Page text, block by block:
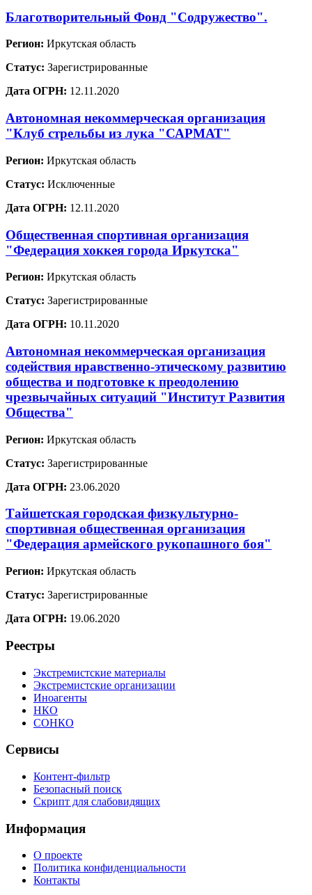
Благотворительный Фонд "Содружество".
Регион: Иркутская область
Статус: Зарегистрированные
Дата ОГРН: 12.11.2020
Автономная некоммерческая организация
"Клуб стрельбы из лука "САРМАТ"
Регион: Иркутская область
Статус: Исключенные
Дата ОГРН: 12.11.2020
Общественная спортивная организация
"Федерация хоккея города Иркутска"
Регион: Иркутская область
Статус: Зарегистрированные
Дата ОГРН: 10.11.2020
Автономная некоммерческая организация
содействия нравственно-этическому развитию
общества и подготовке к преодолению
чрезвычайных ситуаций "Институт Развития
Общества"
Регион: Иркутская область
Статус: Зарегистрированные
Дата ОГРН: 23.06.2020
Тайшетская городская физкультурно-
спортивная общественная организация
"Федерация армейского рукопашного боя"
Регион: Иркутская область
Статус: Зарегистрированные
Дата ОГРН: 19.06.2020
Реестры
Экстремистские материалы
Экстремистские организации
Иноагенты
НКО
СОНКО
Сервисы
Контент-фильтр
Безопасный поиск
Скрипт для слабовидящих
Информация
О проекте
Политика конфиденциальности
Контакты